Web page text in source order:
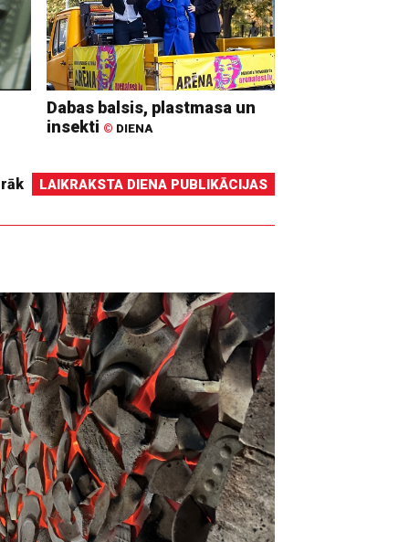
Dabas balsis, plastmasa un
insekti © DIENA
LAIKRAKSTA DIENA PUBLIKĀCIJAS